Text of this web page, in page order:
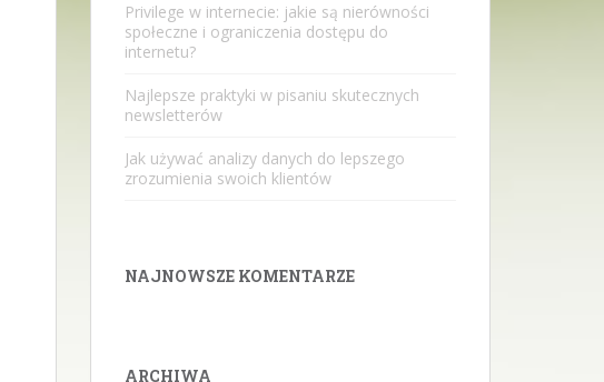
Privilege w internecie: jakie są nierówności
społeczne i ograniczenia dostępu do
internetu?
Najlepsze praktyki w pisaniu skutecznych
newsletterów
Jak używać analizy danych do lepszego
zrozumienia swoich klientów
NAJNOWSZE KOMENTARZE
ARCHIWA